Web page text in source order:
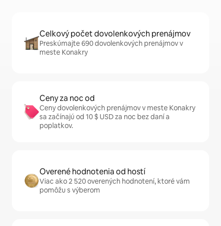
Celkový počet dovolenkových prenájmov
Preskúmajte 690 dovolenkových prenájmov v
meste Konakry
Ceny za noc od
Ceny dovolenkových prenájmov v meste Konakry
sa začínajú od 10 $ USD za noc bez daní a
poplatkov.
Overené hodnotenia od hostí
Viac ako 2 520 overených hodnotení, ktoré vám
pomôžu s výberom